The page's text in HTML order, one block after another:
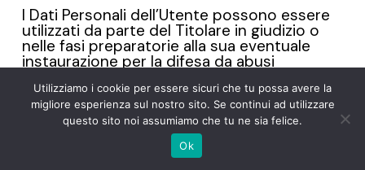
I Dati Personali dell’Utente possono essere
utilizzati da parte del Titolare in giudizio o
nelle fasi preparatorie alla sua eventuale
instaurazione per la difesa da abusi
Servizi connessi da parte dell’Utente.
L’Utente dichiara di essere consapevole che
il Titolare potrebbe essere obbligato a
rivelare i Dati per ordine delle autorità
Utilizziamo i cookie per essere sicuri che tu possa avere la
migliore esperienza sul nostro sito. Se continui ad utilizzare
questo sito noi assumiamo che tu ne sia felice.
Ok